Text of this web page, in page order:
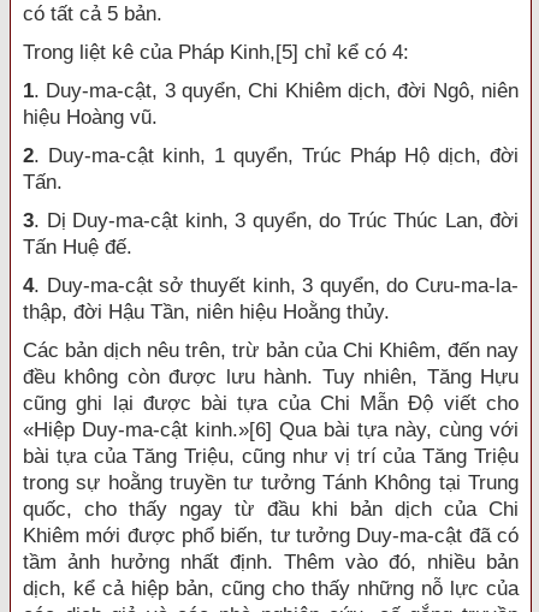
có tất cả 5 bản.
Trong liệt kê của Pháp Kinh,[5] chỉ kể có 4:
1. Duy-ma-cật, 3 quyển, Chi Khiêm dịch, đời Ngô, niên
hiệu Hoàng vũ.
2. Duy-ma-cật kinh, 1 quyển, Trúc Pháp Hộ dịch, đời
Tấn.
3. Dị Duy-ma-cật kinh, 3 quyển, do Trúc Thúc Lan, đời
Tấn Huệ đế.
4. Duy-ma-cật sở thuyết kinh, 3 quyển, do Cưu-ma-la-
thập, đời Hậu Tần, niên hiệu Hoằng thủy.
Các bản dịch nêu trên, trừ bản của Chi Khiêm, đến nay
đều không còn được lưu hành. Tuy nhiên, Tăng Hựu
cũng ghi lại được bài tựa của Chi Mẫn Độ viết cho
«Hiệp Duy-ma-cật kinh.»[6] Qua bài tựa này, cùng với
bài tựa của Tăng Triệu, cũng như vị trí của Tăng Triệu
trong sự hoằng truyền tư tưởng Tánh Không tại Trung
quốc, cho thấy ngay từ đầu khi bản dịch của Chi
Khiêm mới được phổ biến, tư tưởng Duy-ma-cật đã có
tầm ảnh hưởng nhất định. Thêm vào đó, nhiều bản
dịch, kể cả hiệp bản, cũng cho thấy những nỗ lực của